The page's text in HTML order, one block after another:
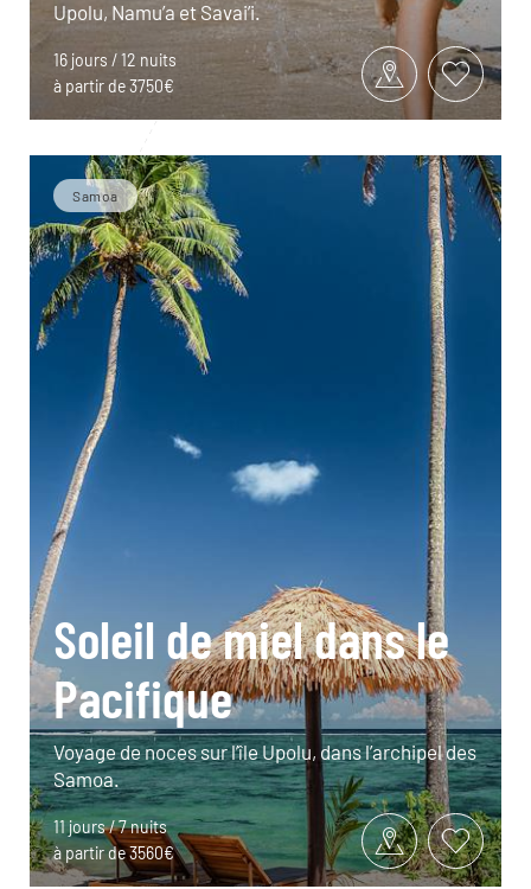
Upolu, Namu’a et Savai’i.
16 jours / 12 nuits
à partir de 3750€
Samoa
Soleil de miel dans le
Pacifique
Voyage de noces sur l’île Upolu, dans l’archipel des
Samoa.
11 jours / 7 nuits
à partir de 3560€